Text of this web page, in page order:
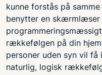
kunne forstås på
benytter en skærmlæser
rækkefølgen på din
personer uden syn vil
naturlig, logisk